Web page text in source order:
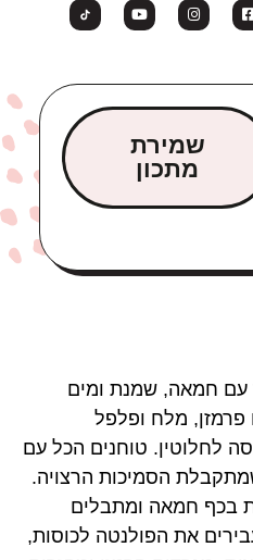
שמירת
מתכון
עם חמאה, שמנת ומים
פרמזן, מלח ופלפל
לחלוטין. טוחנים הכל עם
הסמיכות הרצויה.
בכף חמאה ומתבלים
את הפולנטה לכוסות,